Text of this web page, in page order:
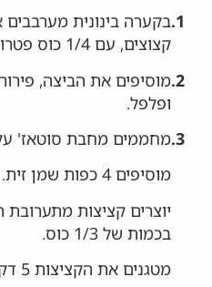
1.
קצוצים, עם 1/4 כוס פטרוזיליה ו 1/4 כוס שמיר.
2.
ופלפל.
3. מחממים מחבת סוטאז' על
מוסיפים 4 כפות שמן זית.
יוצרים קציצות
בכמות של 1/3 כוס.
מטגנים את הקציצות 5 דקות על כל צד.